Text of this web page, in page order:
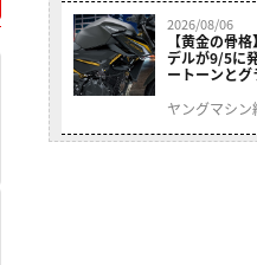
2026/08/06
【黄金の骨
デルが9/5に
ートーンと
ヤングマシン